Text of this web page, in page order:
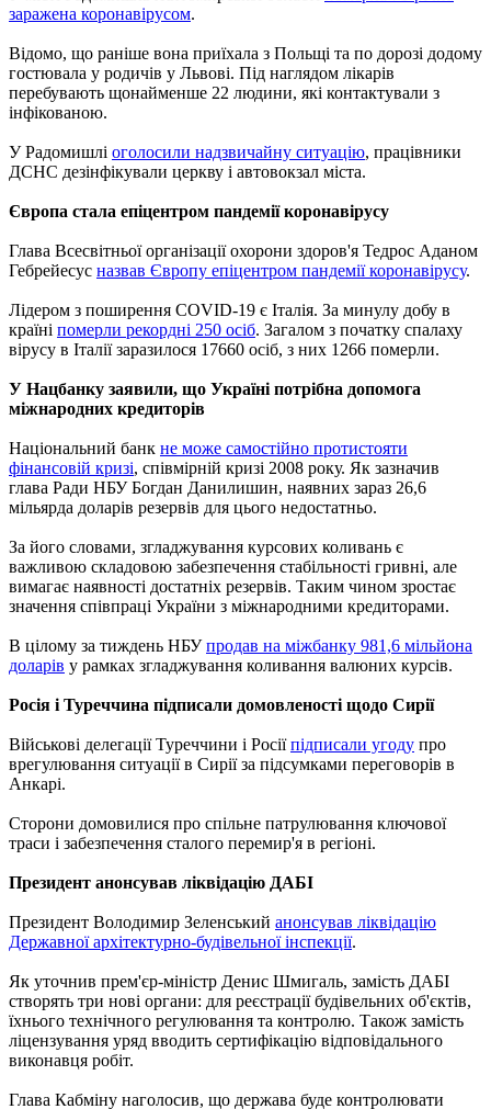
заражена коронавірусом.
Відомо, що раніше вона приїхала з Польщі та по дорозі додому
гостювала у родичів у Львові. Під наглядом лікарів
перебувають щонайменше 22 людини, які контактували з
інфікованою.
У Радомишлі оголосили надзвичайну ситуацію, працівники
ДСНС дезінфікували церкву і автовокзал міста.
Європа стала епіцентром пандемії коронавірусу
Глава Всесвітньої організації охорони здоров'я Тедрос Аданом
Гебрейесус назвав Європу епіцентром пандемії коронавірусу.
Лідером з поширення COVID-19 є Італія. За минулу добу в
країні померли рекордні 250 осіб. Загалом з початку спалаху
вірусу в Італії заразилося 17660 осіб, з них 1266 померли.
У Нацбанку заявили, що Україні потрібна допомога
міжнародних кредиторів
Національний банк не може самостійно протистояти
фінансовій кризі, співмірній кризі 2008 року. Як зазначив
глава Ради НБУ Богдан Данилишин, наявних зараз 26,6
мільярда доларів резервів для цього недостатньо.
За його словами, згладжування курсових коливань є
важливою складовою забезпечення стабільності гривні, але
вимагає наявності достатніх резервів. Таким чином зростає
значення співпраці України з міжнародними кредиторами.
В цілому за тиждень НБУпродав на міжбанку 981,6 мільйона
доларів у рамках згладжування коливання валюних курсів.
Росія і Туреччина підписали домовленості щодо Сирії
Військові делегації Туреччини і Росіїпідписали угоду про
врегулювання ситуації в Сирії за підсумками переговорів в
Анкарі.
Сторони домовилися про спільне патрулювання ключової
траси і забезпечення сталого перемир'я в регіоні.
Президент анонсував ліквідацію ДАБІ
Президент Володимир Зеленський анонсував ліквідацію
Державної архітектурно-будівельної інспекції.
Як уточнив прем'єр-міністр Денис Шмигаль, замість ДАБІ
створять три нові органи: для реєстрації будівельних об'єктів,
їхнього технічного регулювання та контролю. Також замість
ліцензування уряд вводить сертифікацію відповідального
виконавця робіт.
Глава Кабміну наголосив, що держава буде контролювати